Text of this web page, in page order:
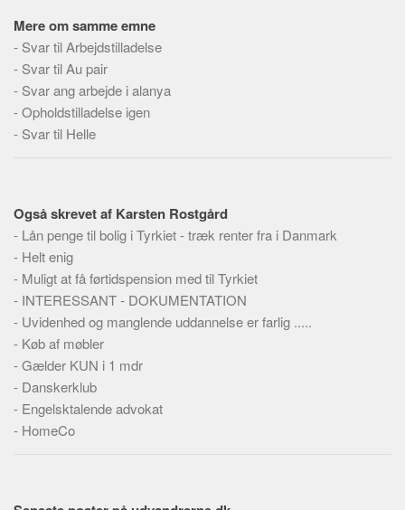
Aspekter
Køb og salg
Økonomi
Statistik
Praktisk
Alle
Meta
Dokumenttyper
Emner
Skribenter
Personer
Mere om samme emne
- Svar til Arbejdstilladelse
- Svar til Au pair
- Svar ang arbejde i alanya
-Opholdstilladelse igen
- Svar til Helle
Også skrevet af Karsten Rostgård
- Lån penge til bolig i Tyrkiet - træk renter fra i Danmark
- Helt enig
- Muligt at få førtidspension med til Tyrkiet
- INTERESSANT - DOKUMENTATION
- Uvidenhed og manglende uddannelse er farlig .....
- Køb af møbler
-Gælder KUN i 1 mdr
- Danskerklub
- Engelsktalende advokat
- HomeCo